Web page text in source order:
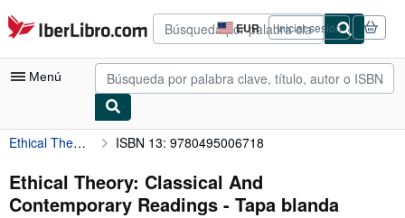
Pasar al contenido principal
IberLibro.com EUR
Preferencias
de
compra
del
Iniciar sesión
Menú
Mi cuenta
Consultar mis pedidos
Búsqueda avanzada
Ethical Theory: Classical And Contemporary Readings ISBN 13: 9780495006718
Ethical Theory: Classical And
Contemporary Readings - Tapa blanda